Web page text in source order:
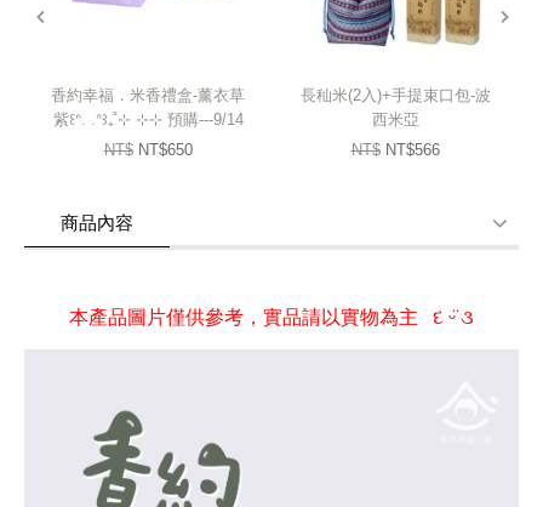
每一份禮盒的提袋細節，都串連著小舖媽媽們從徬徨到堅定的勇氣
從一開始的生疏到一針一線的熟練，將對未來的期盼，細細織進這份承
開出最燦爛、最無所畏懼的模樣
香約幸福．米香禮盒-薰衣草
紫꒰ᐢ. .ᐢ꒱₊˚⊹ ⊹⊹ 預購---9/14
陸續出貨
NT$ NT$650
長秈米(2入)+手提束口包-波
西米亞
NT$ NT$566
商品內容
本產品圖片僅供參考，實品請以實物為主 દ ᵕ̈ ૩